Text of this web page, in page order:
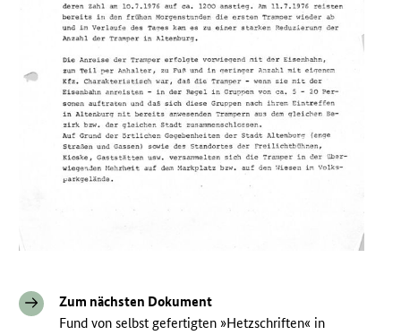
Zum nächsten Dokument
Fund von selbst gefertigten »Hetzschriften« in